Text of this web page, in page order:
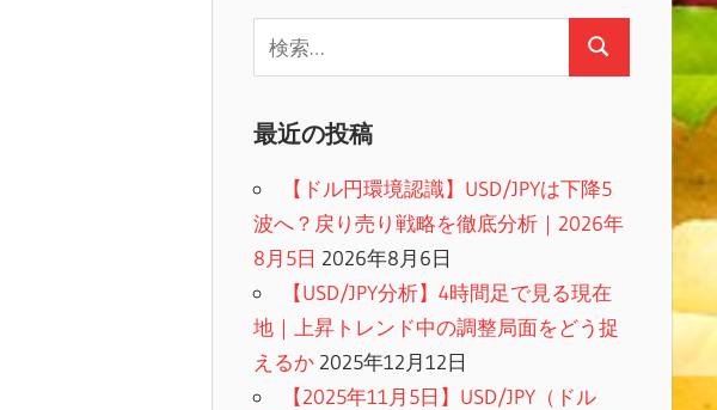
検
最近の投稿
【ドル円環境認識】USD/JPYは下降5
波へ？戻り売り戦略を徹底分析｜2026年
8月5日 2026年8月6日
【USD/JPY分析】4時間足で見る現在
地｜上昇トレンド中の調整局面をどう捉
えるか 2025年12月12日
【2025年11月5日】USD/JPY（ドル